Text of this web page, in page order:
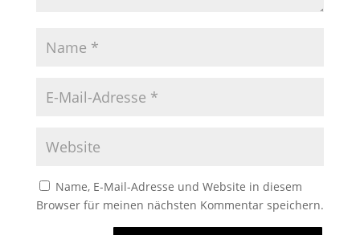
Name, E-Mail-Adresse und Website in diesem
Browser für meinen nächsten Kommentar speichern.